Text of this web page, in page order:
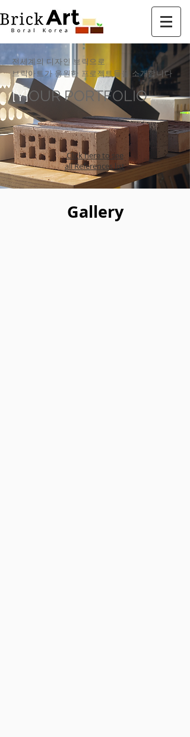
​전세계의 디자인 브릭으로
브릭아트가 응원한 프로젝트들을 소개합니다
[Y]OUR PORTFOLIO
Click here to see
all References list
Gallery